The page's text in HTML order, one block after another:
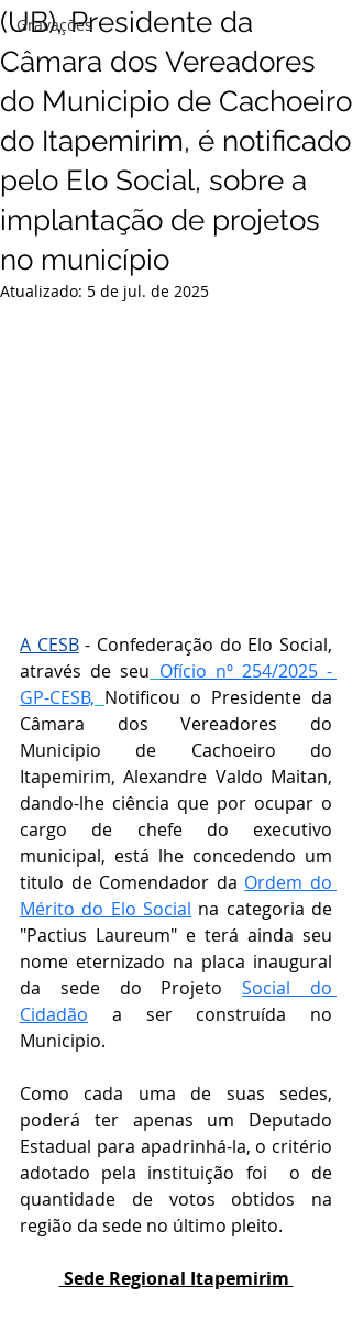
Gravações
(UB), Presidente da
Câmara dos Vereadores
do Municipio de Cachoeiro
do Itapemirim, é notificado
pelo Elo Social, sobre a
implantação de projetos
no município
Atualizado: 5 de jul. de 2025
A CESB - Confederação do Elo Social,
através de seu Ofício nº 254/2025 -
GP-CESB, Notificou o Presidente da
Câmara dos Vereadores do
Municipio de Cachoeiro do
dando-lhe ciência que por ocupar o
cargo de chefe do executivo
municipal, está lhe concedendo um
titulo de Comendador da Ordem do
Mérito do Elo Social na categoria de
"Pactius Laureum" e terá ainda seu
nome eternizado na placa inaugural
da sede do Projeto Social do
Cidadão a ser construída no
Municipio.
Como cada uma de suas sedes,
poderá ter apenas um Deputado
Estadual para apadrinhá-la, o critério
adotado pela instituição foi  o de
quantidade de votos obtidos na
região da sede no último pleito.
Sede Regional Itapemirim